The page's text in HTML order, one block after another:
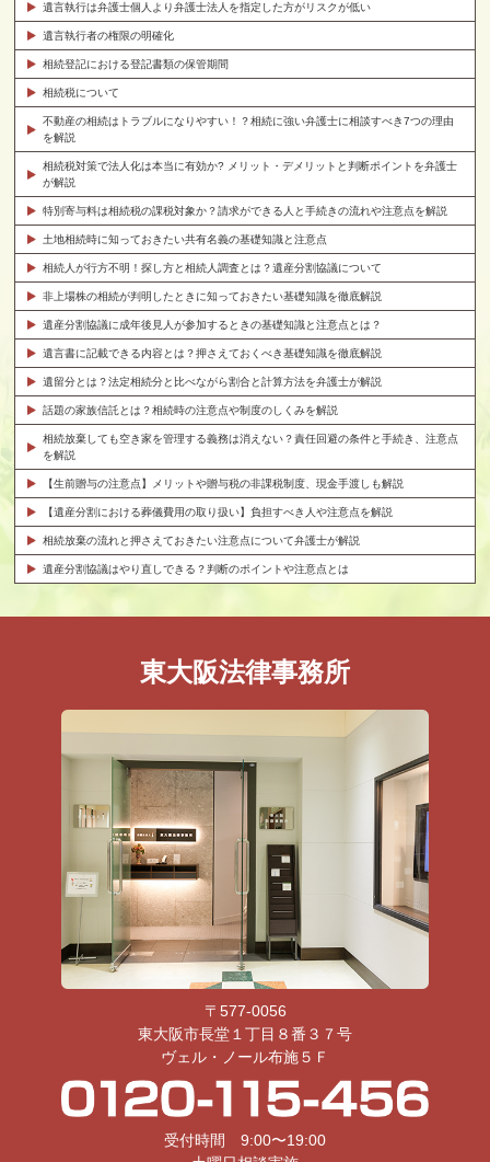
遺言執行は弁護士個人より弁護士法人を指定した方がリスクが低い
遺言執行者の権限の明確化
相続登記における登記書類の保管期間
相続税について
不動産の相続はトラブルになりやすい！？相続に強い弁護士に相談すべき7つの理由
を解説
相続税対策で法人化は本当に有効か? メリット・デメリットと判断ポイントを弁護士
が解説
特別寄与料は相続税の課税対象か？請求ができる人と手続きの流れや注意点を解説
土地相続時に知っておきたい共有名義の基礎知識と注意点
相続人が行方不明！探し方と相続人調査とは？遺産分割協議について
非上場株の相続が判明したときに知っておきたい基礎知識を徹底解説
遺産分割協議に成年後見人が参加するときの基礎知識と注意点とは？
遺言書に記載できる内容とは？押さえておくべき基礎知識を徹底解説
遺留分とは？法定相続分と比べながら割合と計算方法を弁護士が解説
話題の家族信託とは？相続時の注意点や制度のしくみを解説
相続放棄しても空き家を管理する義務は消えない？責任回避の条件と手続き、注意点
を解説
【生前贈与の注意点】メリットや贈与税の非課税制度、現金手渡しも解説
【遺産分割における葬儀費用の取り扱い】負担すべき人や注意点を解説
相続放棄の流れと押さえておきたい注意点について弁護士が解説
遺産分割協議はやり直しできる？判断のポイントや注意点とは
東大阪法律事務所
〒577-0056
東大阪市長堂１丁目８番３７号
ヴェル・ノール布施５Ｆ
受付時間 9:00〜19:00